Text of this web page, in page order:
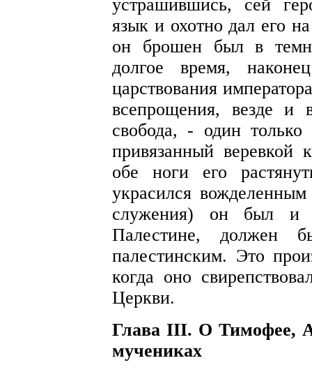
устрашившись, сей
язык и охотно дал его
он брошен был в
долгое время,
царствования
всепрощения, везде и
свобода, - один только
привязанный веревкой
обе ноги его
украсился
служения) он был и
Палестине, должен
палестинским. Это
когда оно
Церкви.
Глава III. О Тимофее,
мучениках